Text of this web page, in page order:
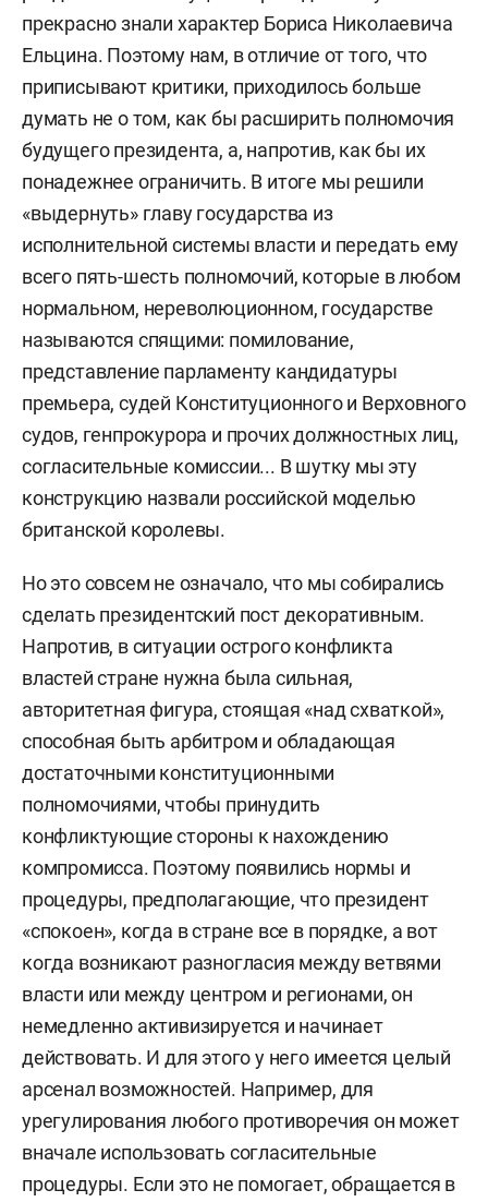
прекрасно знали характер Бориса Николаевича
Ельцина. Поэтому нам, в отличие от того, что
приписывают критики, приходилось больше
думать не о том, как бы расширить полномочия
будущего президента, а, напротив, как бы их
понадежнее ограничить. В итоге мы решили
«выдернуть» главу государства из
исполнительной системы власти и передать ему
всего пять-шесть полномочий, которые в любом
нормальном, нереволюционном, государстве
называются спящими: помилование,
представление парламенту кандидатуры
премьера, судей Конституционного и Верховного
судов, генпрокурора и прочих должностных лиц,
согласительные комиссии... В шутку мы эту
конструкцию назвали российской моделью
британской королевы.
Но это совсем не означало, что мы собирались
сделать президентский пост декоративным.
Напротив, в ситуации острого конфликта
властей стране нужна была сильная,
авторитетная фигура, стоящая «над схваткой»,
способная быть арбитром и обладающая
достаточными конституционными
полномочиями, чтобы принудить
конфликтующие стороны к нахождению
компромисса. Поэтому появились нормы и
процедуры, предполагающие, что президент
«спокоен», когда в стране все в порядке, а вот
когда возникают разногласия между ветвями
власти или между центром и регионами, он
немедленно активизируется и начинает
действовать. И для этого у него имеется целый
арсенал возможностей. Например, для
урегулирования любого противоречия он может
вначале использовать согласительные
процедуры. Если это не помогает, обращается в